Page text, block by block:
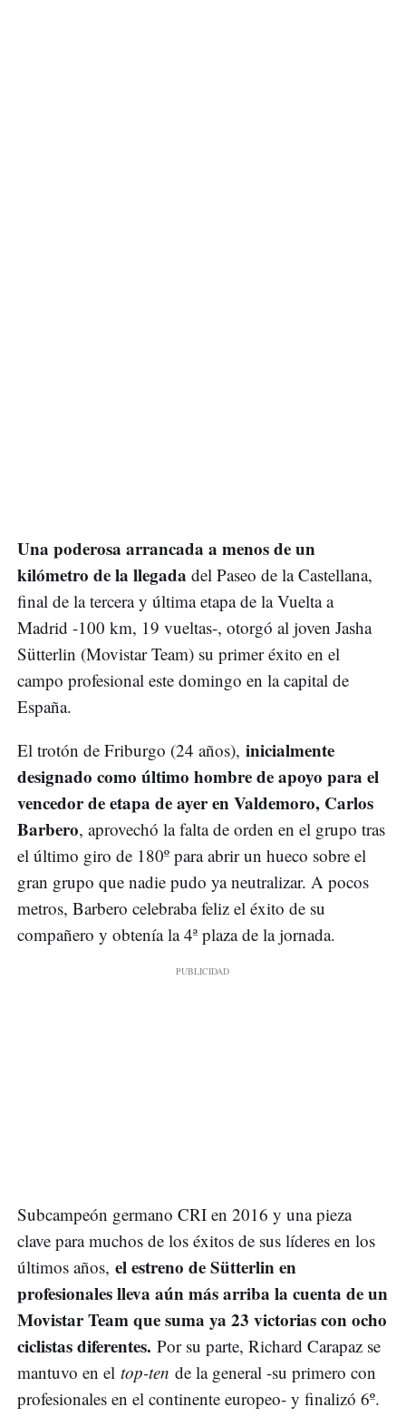
Una poderosa arrancada a menos de un
kilómetro de la llegada del Paseo de la Castellana,
final de la tercera y última etapa de la Vuelta a
Madrid -100 km, 19 vueltas-, otorgó al joven Jasha
Sütterlin (Movistar Team) su primer éxito en el
campo profesional este domingo en la capital de
España.
El trotón de Friburgo (24 años), inicialmente
designado como último hombre de apoyo para el
vencedor de etapa de ayer en Valdemoro, Carlos
Barbero, aprovechó la falta de orden en el grupo tras
el último giro de 180º para abrir un hueco sobre el
gran grupo que nadie pudo ya neutralizar. A pocos
metros, Barbero celebraba feliz el éxito de su
compañero y obtenía la 4ª plaza de la jornada.
Subcampeón germano CRI en 2016 y una pieza
clave para muchos de los éxitos de sus líderes en los
últimos años, el estreno de Sütterlin en
profesionales lleva aún más arriba la cuenta de un
Movistar Team que suma ya 23 victorias con ocho
ciclistas diferentes. Por su parte, Richard Carapaz se
mantuvo en el top-ten de la general -su primero con
profesionales en el continente europeo- y finalizó 6º.